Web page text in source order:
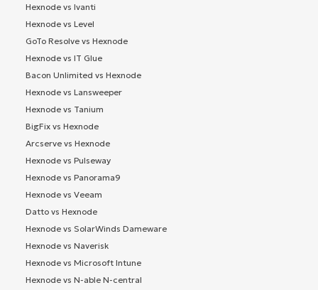
Hexnode vs Ivanti
Hexnode vs Level
GoTo Resolve vs Hexnode
Hexnode vs IT Glue
Bacon Unlimited vs Hexnode
Hexnode vs Lansweeper
Hexnode vs Tanium
BigFix vs Hexnode
Arcserve vs Hexnode
Hexnode vs Pulseway
Hexnode vs Panorama9
Hexnode vs Veeam
Datto vs Hexnode
Hexnode vs SolarWinds Dameware
Hexnode vs Naverisk
Hexnode vs Microsoft Intune
Hexnode vs N-able N-central